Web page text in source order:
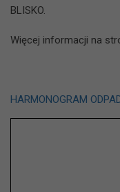
BLISKO.
Więcej informacji na
HARMONOGRAM